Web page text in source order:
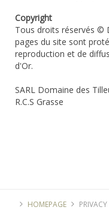
Copyright
Tous droits réservés ©
pages du site sont
reproduction et de
d'Or.
SARL Domaine des
R.C.S Grasse
HOMEPAGE